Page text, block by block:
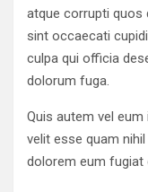
atque corrupti quos
sint occaecati
culpa qui officia
dolorum fuga.
Quis autem vel
velit esse quam
dolorem eum fugiat